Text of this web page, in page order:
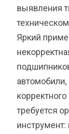
выявления
Яркий
автомобили,
требуется